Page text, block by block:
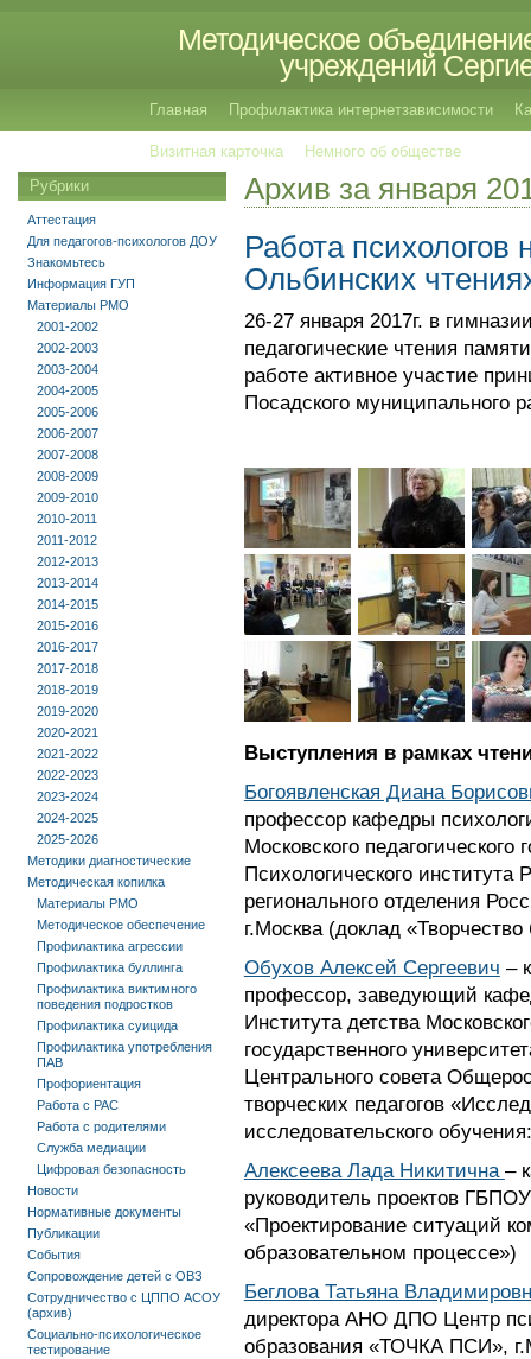
Методическое
учреждений
Главная Профилактика интернетзависимости
Визитная карточка Немного об обществе
Архив за января
Работа
Ольбинских
26-27 января 2017г. в
педагогические чтения
работе активное участие
Посадского муниципального
Выступления в рамках
Богоявленская Диана
профессор кафедры
Московского педагогического
Психологического института
регионального отделения
г.Москва (доклад
Обухов Алексей Сергеевич –
профессор, заведующий
Института детства
государственного
Центрального совета
творческих педагогов
исследовательского
Алексеева Лада Никитична –
руководитель проектов
«Проектирование ситуаций
образовательном процессе»)
Беглова Татьяна
директора АНО ДПО Центр
образования «ТОЧКА ПСИ»,
Рубрики
Аттестация
Для педагогов-психологов ДОУ
Знакомьтесь
Информация ГУП
Материалы РМО
2001-2002
2002-2003
2003-2004
2004-2005
2005-2006
2006-2007
2007-2008
2008-2009
2009-2010
2010-2011
2011-2012
2012-2013
2013-2014
2014-2015
2015-2016
2016-2017
2017-2018
2018-2019
2019-2020
2020-2021
2021-2022
2022-2023
2023-2024
2024-2025
2025-2026
Методики диагностические
Методическая копилка
Материалы РМО
Методическое обеспечение
Профилактика агрессии
Профилактика буллинга
Профилактика виктимного
поведения подростков
Профилактика суицида
Профилактика употребления
ПАВ
Профориентация
Работа с РАС
Работа с родителями
Служба медиации
Цифровая безопасность
Новости
Нормативные документы
Публикации
События
Сопровождение детей с ОВЗ
Сотрудничество с ЦППО АСОУ
(архив)
Социально-психологическое
тестирование